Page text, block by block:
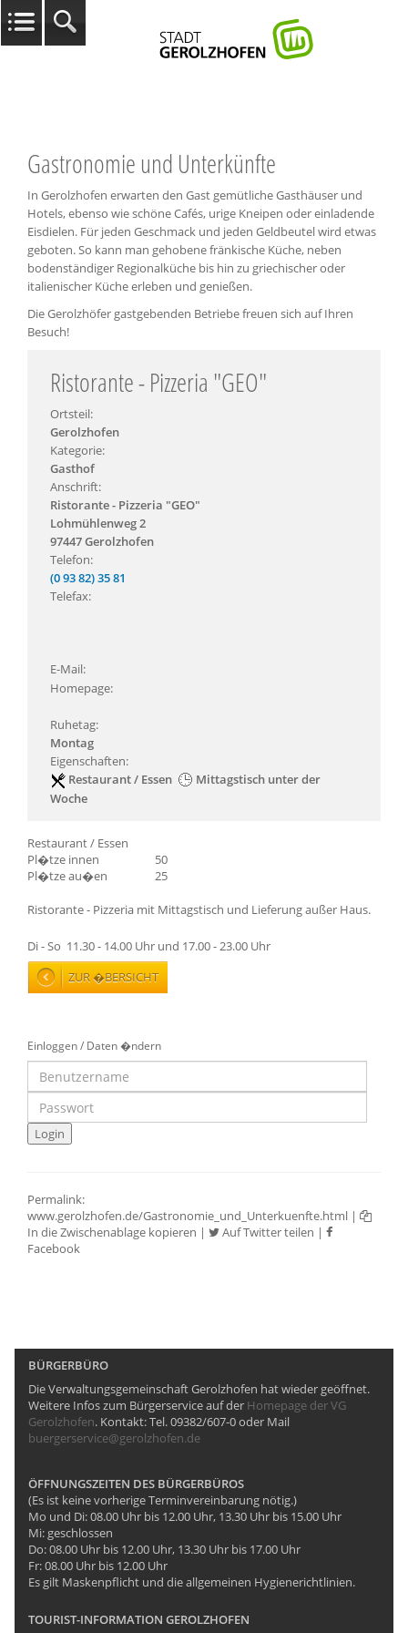
Gastronomie und Unterkünfte
In Gerolzhofen erwarten den Gast gemütliche Gasthäuser und
Hotels, ebenso wie schöne Cafés, urige Kneipen oder einladende
Eisdielen. Für jeden Geschmack und jeden Geldbeutel wird etwas
geboten. So kann man gehobene fränkische Küche, neben
bodenständiger Regionalküche bis hin zu griechischer oder
italienischer Küche erleben und genießen.
Die Gerolzhöfer gastgebenden Betriebe freuen sich auf Ihren
Besuch!
Ristorante - Pizzeria "GEO"
Ortsteil:
Gerolzhofen
Kategorie:
Gasthof
Anschrift:
Ristorante - Pizzeria "GEO"
Lohmühlenweg 2
97447 Gerolzhofen
Telefon:
(0 93 82) 35 81
Telefax:
E-Mail:
Homepage:
Ruhetag:
Montag
Eigenschaften:
Restaurant / Essen
Mittagstisch unter der
Woche
Restaurant / Essen
Pl�tze innen
50
Pl�tze au�en
25
Ristorante - Pizzeria mit Mittagstisch und Lieferung außer Haus.
Di - So 11.30 - 14.00 Uhr und 17.00 - 23.00 Uhr
ZUR �BERSICHT
Einloggen / Daten �ndern
Permalink:
www.gerolzhofen.de/Gastronomie_und_Unterkuenfte.html |
In die Zwischenablage kopieren | Auf Twitter teilen |
Facebook
BÜRGERBÜRO
Die Verwaltungsgemeinschaft Gerolzhofen hat wieder geöffnet.
Weitere Infos zum Bürgerservice auf der Homepage der VG
Gerolzhofen. Kontakt: Tel. 09382/607-0 oder Mail
buergerservice@gerolzhofen.de
ÖFFNUNGSZEITEN DES BÜRGERBÜROS
(Es ist keine vorherige Terminvereinbarung nötig.)
Mo und Di: 08.00 Uhr bis 12.00 Uhr, 13.30 Uhr bis 15.00 Uhr
Mi: geschlossen
Do: 08.00 Uhr bis 12.00 Uhr, 13.30 Uhr bis 17.00 Uhr
Fr: 08.00 Uhr bis 12.00 Uhr
Es gilt Maskenpflicht und die allgemeinen Hygienerichtlinien.
TOURIST-INFORMATION GEROLZHOFEN